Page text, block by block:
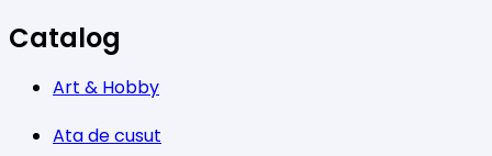
Catalog
Art & Hobby
Ata de cusut